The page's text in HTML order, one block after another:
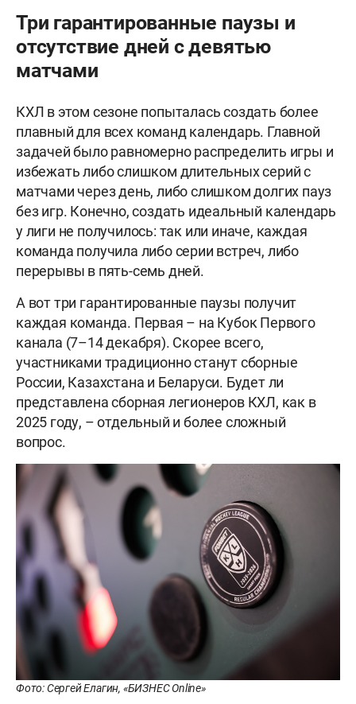
Три гарантированные паузы и
отсутствие дней с девятью
матчами
КХЛ в этом сезоне попыталась создать более
плавный для всех команд календарь. Главной
задачей было равномерно распределить игры и
избежать либо слишком длительных серий с
матчами через день, либо слишком долгих пауз
без игр. Конечно, создать идеальный календарь
у лиги не получилось: так или иначе, каждая
команда получила либо серии встреч, либо
перерывы в пять-семь дней.
А вот три гарантированные паузы получит
каждая команда. Первая – на Кубок Первого
канала (7–14 декабря). Скорее всего,
участниками традиционно станут сборные
России, Казахстана и Беларуси. Будет ли
представлена сборная легионеров КХЛ, как в
2025 году, – отдельный и более сложный
вопрос.
Фото: Сергей Елагин, «БИЗНЕС Online»